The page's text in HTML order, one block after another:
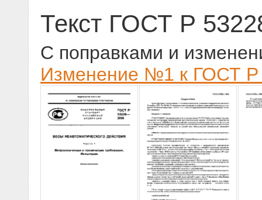
Текст ГОСТ Р
С поправками и
Изменение №1 к ГОСТ Р